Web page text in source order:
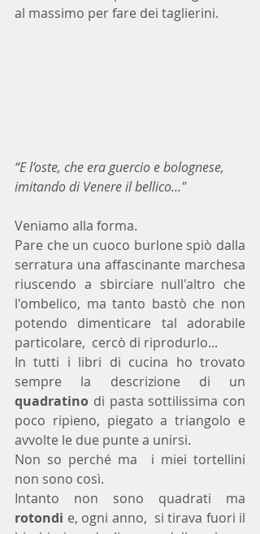
al massimo per fare dei taglierini.
“E l’oste, che era guercio e bolognese,
imitando di Venere il bellico..."
Veniamo alla forma.
Pare che un cuoco burlone spiò dalla
serratura una affascinante marchesa
riuscendo a sbirciare null'altro che
l'ombelico, ma tanto bastò che non
potendo dimenticare tal adorabile
particolare,  cercò di riprodurlo...
In tutti i libri di cucina ho trovato
quadratino di pasta sottilissima con
poco ripieno, piegato a triangolo e
avvolte le due punte a unirsi.
Non so perché ma  i miei tortellini
non sono così.
rotondi e, ogni anno,  si tirava fuori il